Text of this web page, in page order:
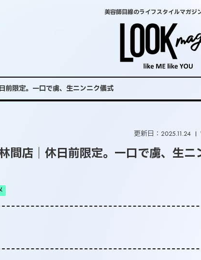
美容師目線のライフスタイルマガジ
前限定。一口で虜、生ニンニク儀式
間店｜休日前限定。一口で虜、生ニ
更新日：2025.11.24